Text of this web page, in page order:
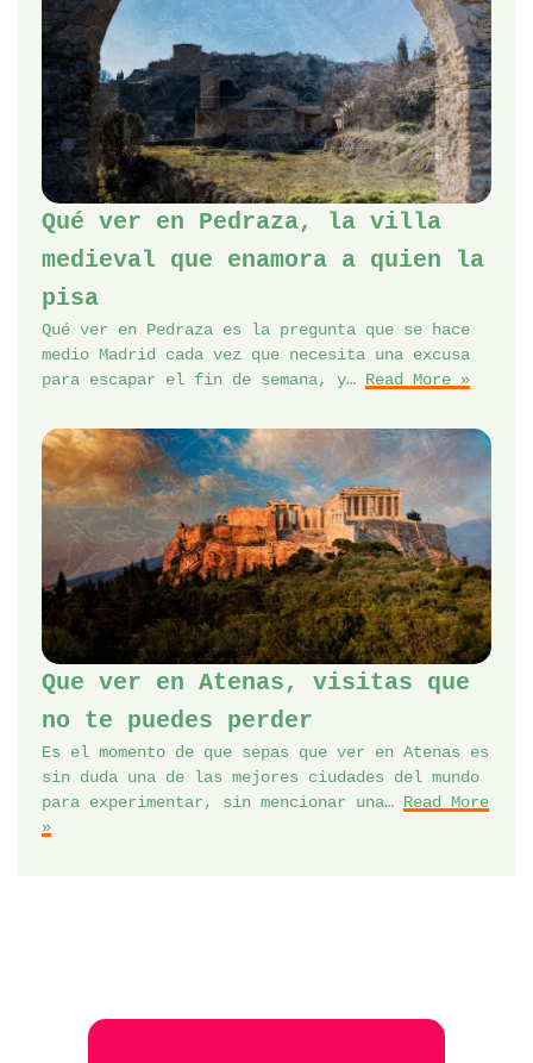
Qué ver en Pedraza, la villa
medieval que enamora a quien la
pisa
Qué ver en Pedraza es la pregunta que se hace
medio Madrid cada vez que necesita una excusa
para escapar el fin de semana, y… Read More »
Que ver en Atenas, visitas que
no te puedes perder
Es el momento de que sepas que ver en Atenas es
sin duda una de las mejores ciudades del mundo
para experimentar, sin mencionar una… Read More
»